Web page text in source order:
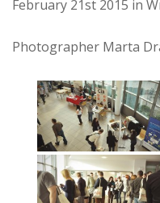
February 21st 2015 in
Photographer Marta